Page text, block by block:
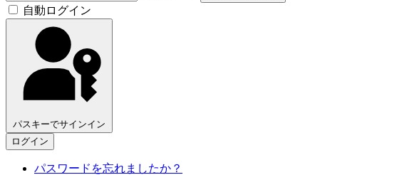
自動ログイン
パスキーでサインイン
ログイン
パスワードを忘れましたか？